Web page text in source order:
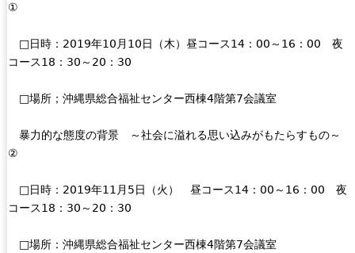
①
□日時：2019年10月10日（木）昼コース14：00～16：00 夜
コース18：30～20：30
□場所；沖縄県総合福祉センター西棟4階第7会議室
暴力的な態度の背景 ～社会に溢れる思い込みがもたらすもの～
②
□日時：2019年11月5日（火） 昼コース14：00～16：00 夜
コース18：30～20：30
□場所：沖縄県総合福祉センター西棟4階第7会議室